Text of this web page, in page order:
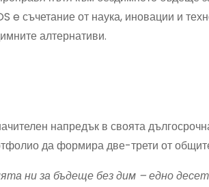
e съчетание от наука, иновации и
алтернативи.
напредък в своята
да формира две-трети от
ни за бъдеще без дим – едно